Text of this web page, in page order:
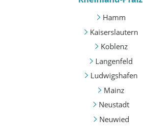
Hamm
Kaiserslautern
Koblenz
Langenfeld
Ludwigshafen
Mainz
Neustadt
Neuwied